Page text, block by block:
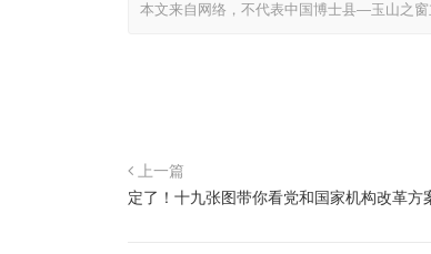
本文来自网络，不代表中国博士县—玉山之窗
上一篇
定了！十九张图带你看党和国家机构改革方